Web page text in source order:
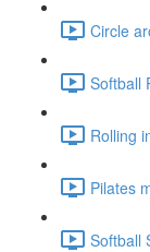
Circle
Softball
Rolling
Pilates
Softball